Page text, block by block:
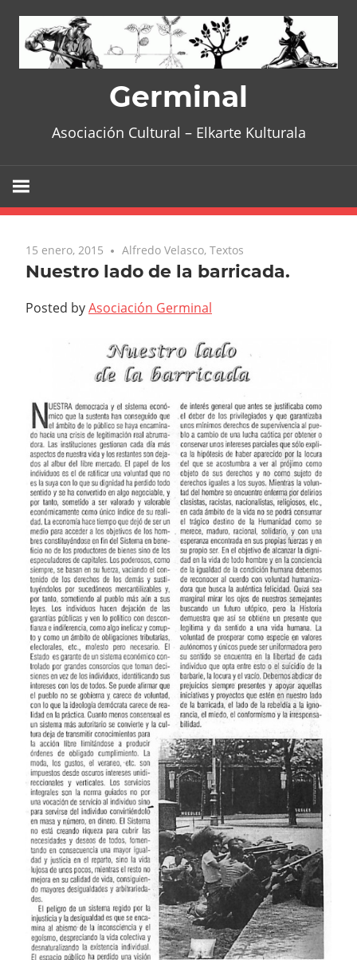
content
Germinal
Asociación Cultural – Elkarte Kulturala
15 enero, 2015 No comments
Alfredo Velasco,Textos
Nuestro lado de la barricada.
Posted byAsociación Germinal